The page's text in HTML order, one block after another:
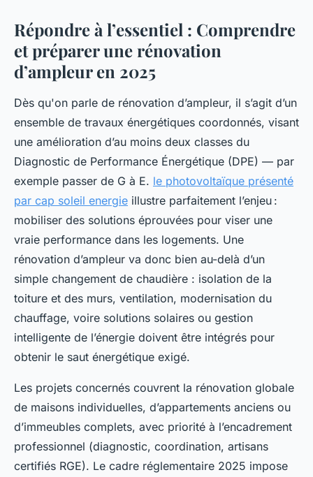
Répondre à l’essentiel : Comprendre
et préparer une rénovation
d’ampleur en 2025
Dès qu'on parle de rénovation d’ampleur, il s’agit d’un
ensemble de travaux énergétiques coordonnés, visant
une amélioration d’au moins deux classes du
Diagnostic de Performance Énergétique (DPE) — par
exemple passer de G à E. le photovoltaïque présenté
par cap soleil energie illustre parfaitement l’enjeu :
mobiliser des solutions éprouvées pour viser une
vraie performance dans les logements. Une
rénovation d’ampleur va donc bien au-delà d’un
simple changement de chaudière : isolation de la
toiture et des murs, ventilation, modernisation du
chauffage, voire solutions solaires ou gestion
intelligente de l’énergie doivent être intégrés pour
obtenir le saut énergétique exigé.
Les projets concernés couvrent la rénovation globale
de maisons individuelles, d’appartements anciens ou
d’immeubles complets, avec priorité à l’encadrement
professionnel (diagnostic, coordination, artisans
certifiés RGE). Le cadre réglementaire 2025 impose